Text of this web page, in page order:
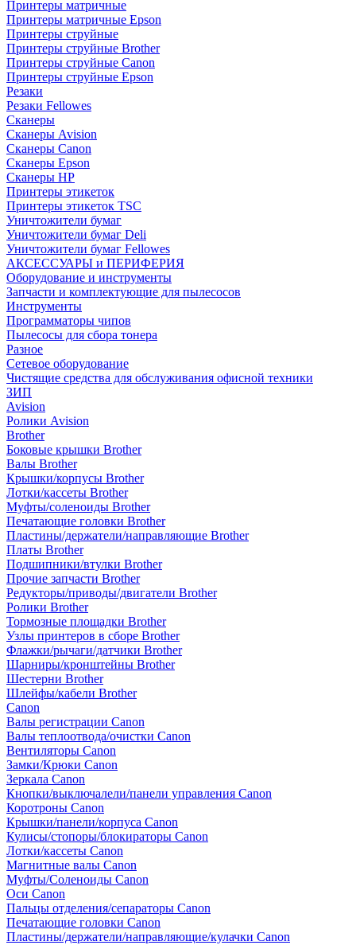
Принтеры матричные
Принтеры матричные Epson
Принтеры струйные
Принтеры струйные Brother
Принтеры струйные Canon
Принтеры струйные Epson
Резаки
Резаки Fellowes
Сканеры
Сканеры Avision
Сканеры Canon
Сканеры Epson
Сканеры HP
Принтеры этикеток
Принтеры этикеток TSC
Уничтожители бумаг
Уничтожители бумаг Deli
Уничтожители бумаг Fellowes
АКСЕССУАРЫ и ПЕРИФЕРИЯ
Оборудование и инструменты
Запчасти и комплектующие для пылесосов
Инструменты
Программаторы чипов
Пылесосы для сбора тонера
Разное
Сетевое оборудование
Чистящие средства для обслуживания офисной техники
ЗИП
Avision
Ролики Avision
Brother
Боковые крышки Brother
Валы Brother
Крышки/корпусы Brother
Лотки/кассеты Brother
Муфты/соленоиды Brother
Печатающие головки Brother
Пластины/держатели/направляющие Brother
Платы Brother
Подшипники/втулки Brother
Прочие запчасти Brother
Редукторы/приводы/двигатели Brother
Ролики Brother
Тормозные площадки Brother
Узлы принтеров в сборе Brother
Флажки/рычаги/датчики Brother
Шарниры/кронштейны Brother
Шестерни Brother
Шлейфы/кабели Brother
Canon
Валы регистрации Canon
Валы теплоотвода/очистки Canon
Вентиляторы Canon
Замки/Крюки Canon
Зеркала Canon
Кнопки/выключалели/панели управления Canon
Коротроны Canon
Крышки/панели/корпуса Canon
Кулисы/стопоры/блокираторы Canon
Лотки/кассеты Canon
Магнитные валы Canon
Муфты/Соленоиды Canon
Оси Canon
Пальцы отделения/сепараторы Canon
Печатающие головки Canon
Пластины/держатели/направляющие/кулачки Canon